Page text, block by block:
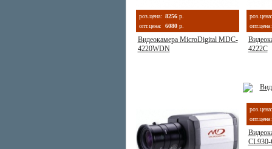
роз.цена: 8256 р.
опт.цена:
6080 р.
Видеокамера MicroDigital MDC-
4220WDN
роз.цена:
опт.цена:
4222C
роз.цена:
опт.цена:
CL930-